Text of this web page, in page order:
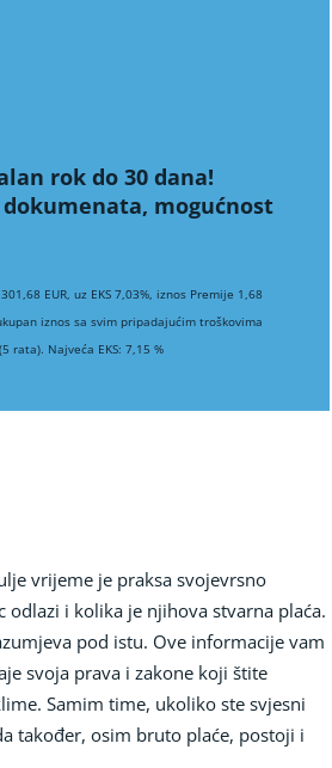
rok do 30 dana!
mogućnost
EUR, uz EKS 7,03%, iznos Premije 1,68
iznos sa svim pripadajućim troškovima
rata). Najveća EKS: 7,15 %
vrijeme je praksa svojevrsno
i kolika je njihova stvarna plaća.
pod istu. Ove informacije vam
svoja prava i zakone koji štite
Samim time, ukoliko ste svjesni
također, osim bruto plaće, postoji i